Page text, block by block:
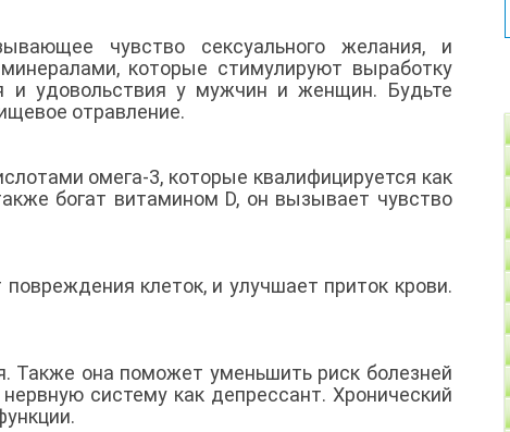
чувство сексуального желания, и
которые стимулируют выработку
и удовольствия у мужчин и женщин. Будьте
отравление.
омега-3, которые квалифицируется как
богат витамином D, он вызывает чувство
клеток, и улучшает приток крови.
Также она поможет уменьшить риск болезней
систему как депрессант. Хронический